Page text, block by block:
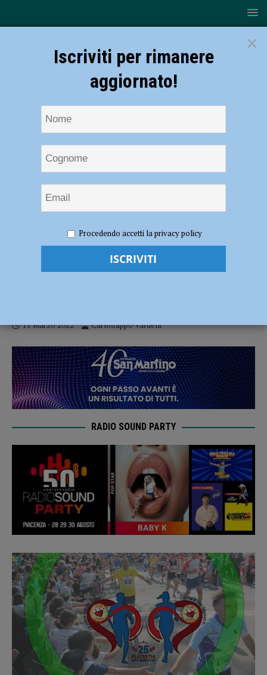
Placentia Half Marathon – Le promozioni per iscriversi alla
manifestazione
Placentia Half Marathon – Le promozioni
11 Marzo 2022 Carlofilippo Vardelli
RADIO SOUND PARTY
×
Iscriviti per rimanere
aggiornato!
Procedendo accetti la privacy policy